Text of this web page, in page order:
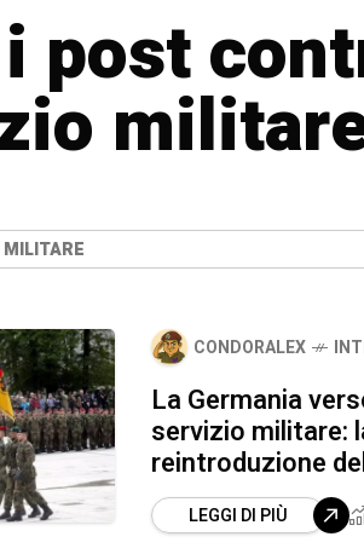
post
CONDORALEX
La Germania
servizio militare:
reintroduzione
LEGGI DI PIÙ